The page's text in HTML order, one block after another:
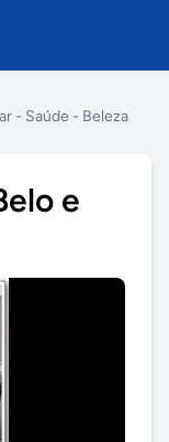
- Saúde - Beleza
e